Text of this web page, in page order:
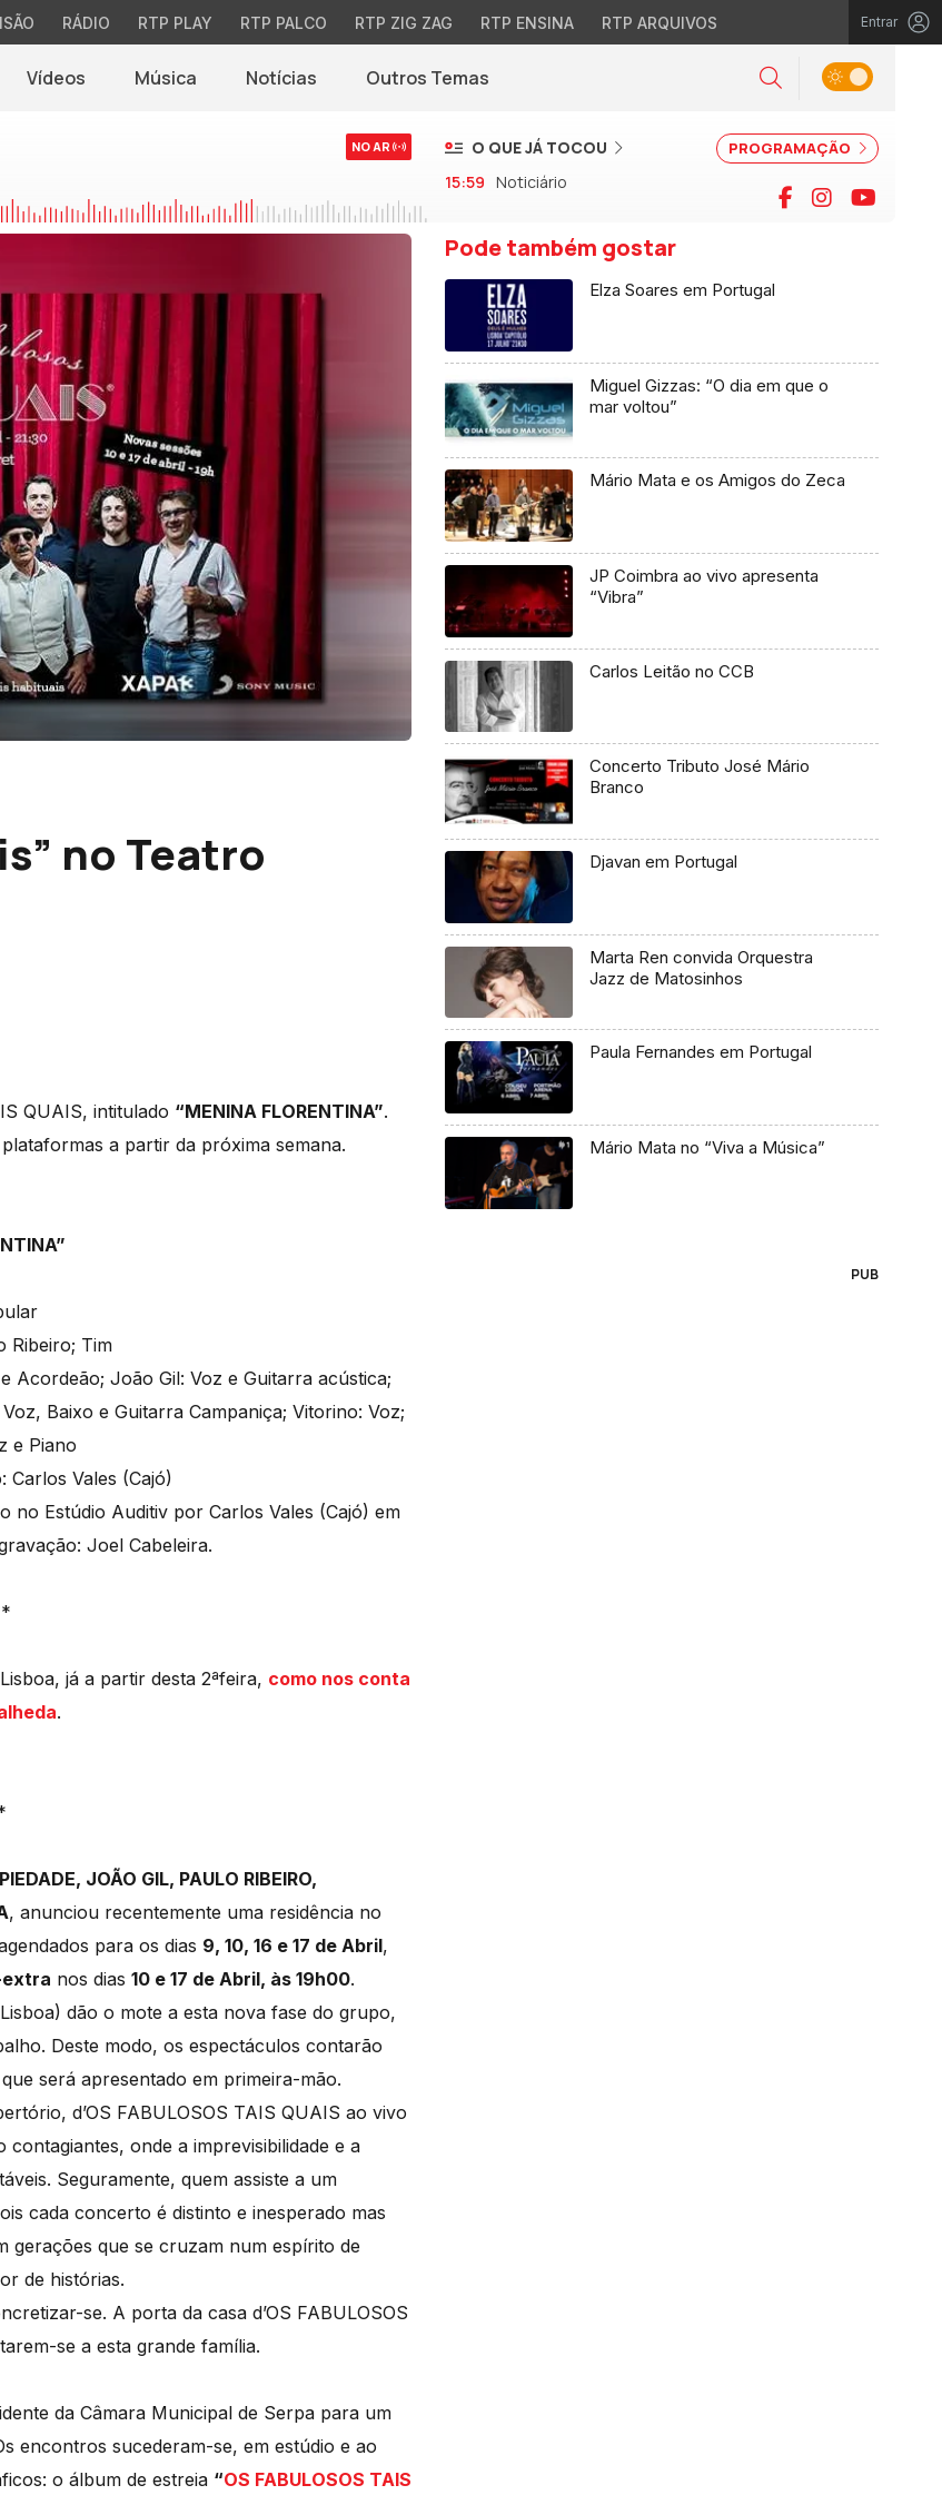
RÁDIO RTP PLAY RTP PALCO RTP ZIG ZAG RTP ENSINA RTP ARQUIVOS Entrar
Vídeos Música Notícias(abre em nova janela)
Outros Temas Pesquisar
Alternar tema
NO AR PROGRAMAÇÃO
O QUE JÁ TOCOU
15:59 Noticiário Facebook
Instagram
no Teatro
QUAIS, intitulado “MENINA FLORENTINA”.
a partir da próxima semana.
Ribeiro; Tim
Acordeão; João Gil: Voz e Guitarra acústica;
Baixo e Guitarra Campaniça; Vitorino: Voz;
e Piano
Carlos Vales (Cajó)
no Estúdio Auditiv por Carlos Vales (Cajó) em
Joel Cabeleira.
já a partir desta 2ªfeira, como nos conta
.
JOÃO GIL, PAULO RIBEIRO,
, anunciou recentemente uma residência no
para os dias 9, 10, 16 e 17 de Abril,
nos dias 10 e 17 de Abril, às 19h00.
dão o mote a esta nova fase do grupo,
Deste modo, os espectáculos contarão
será apresentado em primeira-mão.
d’OS FABULOSOS TAIS QUAIS ao vivo
onde a imprevisibilidade e a
Seguramente, quem assiste a um
cada concerto é distinto e inesperado mas
gerações que se cruzam num espírito de
de histórias.
se. A porta da casa d’OS FABULOSOS
se a esta grande família.
da Câmara Municipal de Serpa para um
encontros sucederam-se, em estúdio e ao
o álbum de estreia “OS FABULOSOS TAIS
Pode também gostar
Elza Soares em Portugal
Miguel Gizzas: “O dia em que o
mar voltou”
Mário Mata e os Amigos do Zeca
JP Coimbra ao vivo apresenta
“Vibra”
Carlos Leitão no CCB
Concerto Tributo José Mário
Branco
Djavan em Portugal
Marta Ren convida Orquestra
Jazz de Matosinhos
Paula Fernandes em Portugal
Mário Mata no “Viva a Música”
PUB